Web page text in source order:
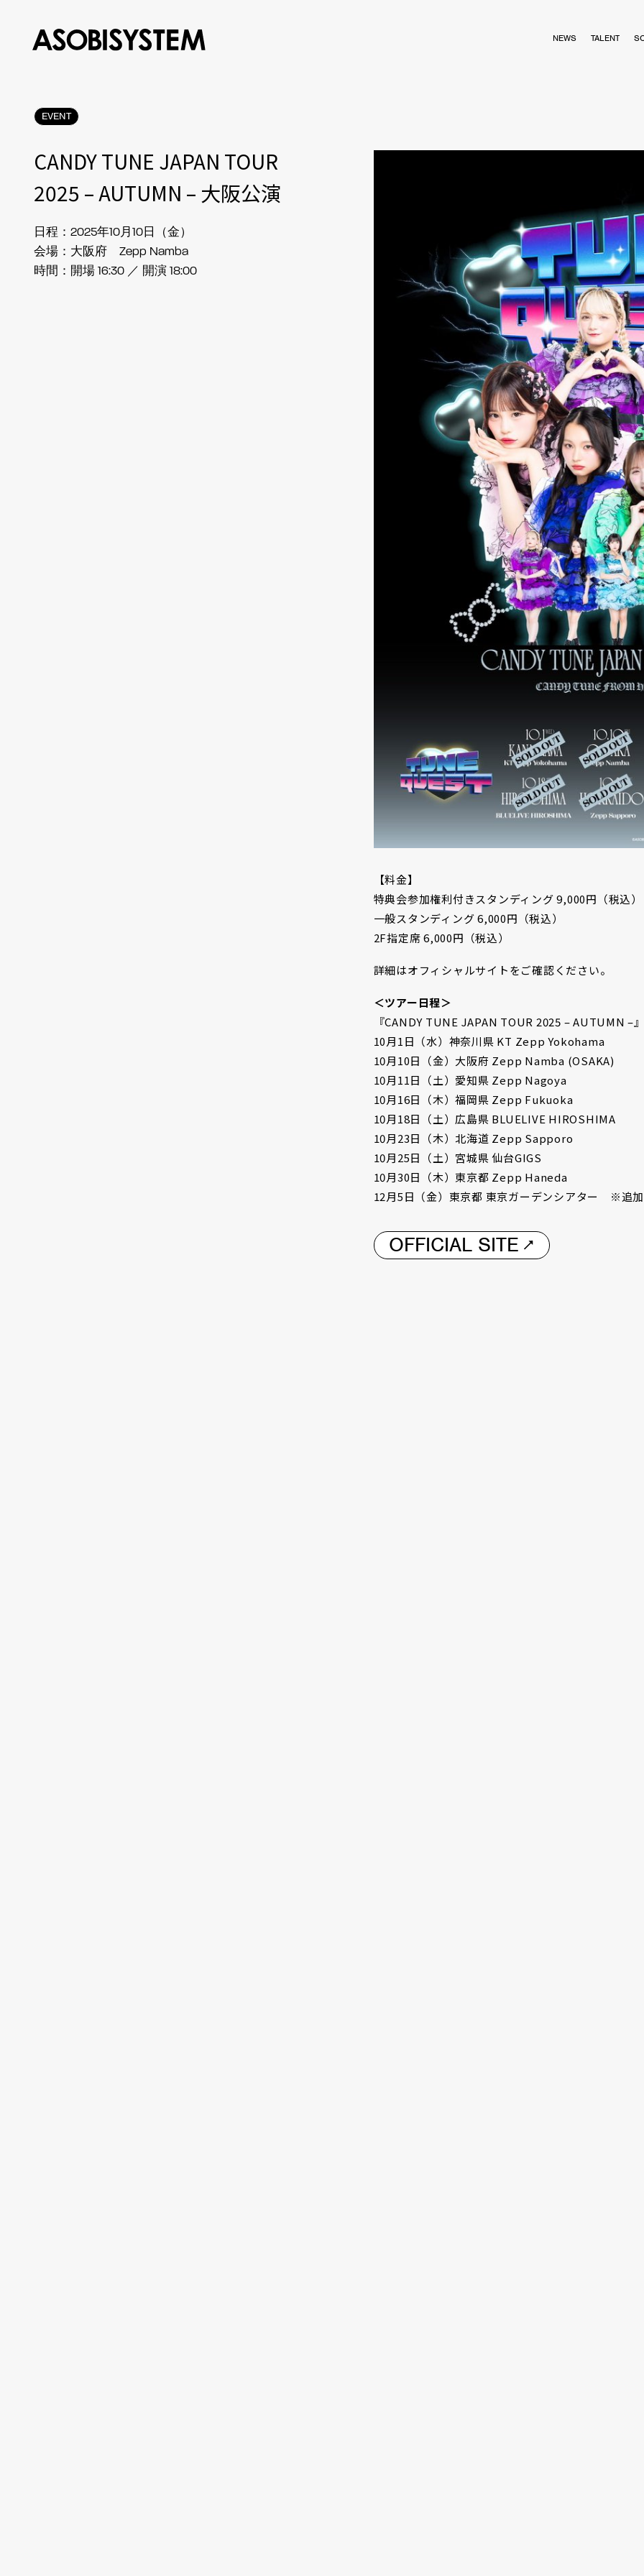
NEWS TALENT
EVENT
CANDY TUNE JAPAN TOUR
2025 – AUTUMN – 大阪公演
日程：2025年10月10日（金）
会場：大阪府 Zepp Namba
時間：開場 16:30 ／ 開演 18:00
【料金】
特典会参加権利付きスタンディング 9,000円（税込）
一般スタンディング 6,000円（税込）
2F指定席 6,000円（税込）
詳細はオフィシャルサイトをご確認ください。
＜ツアー日程＞
『CANDY TUNE JAPAN TOUR 2025 – AUTUMN –』
10月1日（水）神奈川県 KT Zepp Yokohama
10月10日（金）大阪府 Zepp Namba (OSAKA)
10月11日（土）愛知県 Zepp Nagoya
10月16日（木）福岡県 Zepp Fukuoka
10月18日（土）広島県 BLUELIVE HIROSHIMA
10月23日（木）北海道 Zepp Sapporo
10月25日（土）宮城県 仙台GIGS
10月30日（木）東京都 Zepp Haneda
12月5日（金）東京都 東京ガーデンシアター ※追
OFFICIAL SITE